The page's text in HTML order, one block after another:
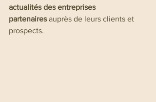
actualités des entreprises
partenaires auprès de leurs clients et
prospects.